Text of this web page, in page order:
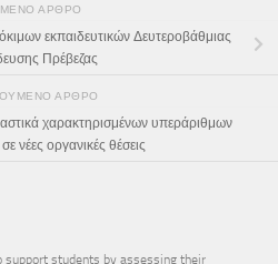
ΆΡΘΡΟ
εκπαιδευτικών Δευτεροβάθμιας
Πρέβεζας
ΆΡΘΡΟ
χαρακτηρισμένων υπεράριθμων
νέες οργανικές θέσεις